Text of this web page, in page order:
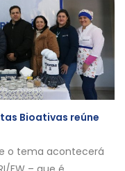
Bioativas reúne
o tema acontecerá